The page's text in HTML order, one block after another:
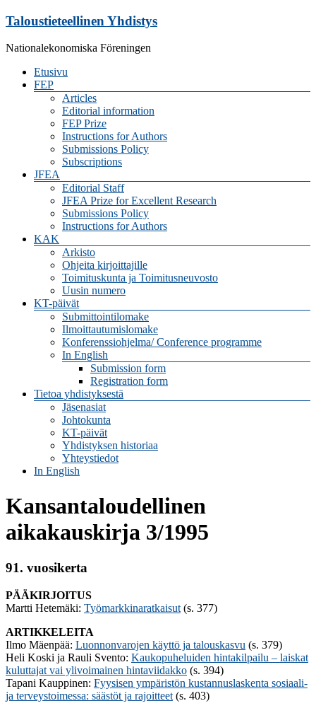
Skip
content
Taloustieteellinen Yhdistys
Nationalekonomiska Föreningen
ValikkoEtusivu
FEP
Articles
Editorial information
FEP Prize
Instructions for Authors
Submissions Policy
Subscriptions
JFEA
Editorial Staff
JFEA Prize for Excellent Research
Submissions Policy
Instructions for Authors
KAK
Arkisto
Ohjeita kirjoittajille
Toimituskunta ja Toimitusneuvosto
Uusin numero
KT-päivät
Submittointilomake
Ilmoittautumislomake
Konferenssiohjelma/ Conference programme
In English
Submission form
Registration form
Tietoa yhdistyksestä
Jäsenasiat
Johtokunta
KT-päivät
Yhdistyksen historiaa
Yhteystiedot
In English
Kansantaloudellinen
aikakauskirja 3/1995
91. vuosikerta
PÄÄKIRJOITUS
Martti Hetemäki: Työmarkkinaratkaisut (s. 377)
ARTIKKELEITA
Ilmo Mäenpää: Luonnonvarojen käyttö ja talouskasvu (s. 379)
Heli Koski ja Rauli Svento: Kaukopuheluiden hintakilpailu – laiskat
kuluttajat vai ylivoimainen hintaviidakko (s. 394)
Tapani Kauppinen: Fyysisen ympäristön kustannuslaskenta sosiaali-
ja terveystoimessa: säästöt ja rajoitteet (s. 403)